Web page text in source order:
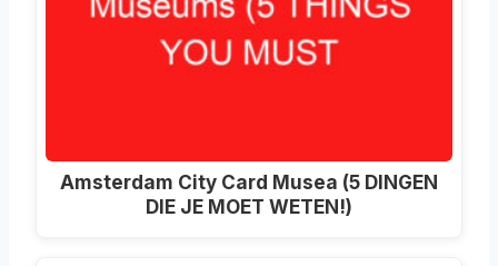
Amsterdam City Card Musea (5 DINGEN
DIE JE MOET WETEN!)